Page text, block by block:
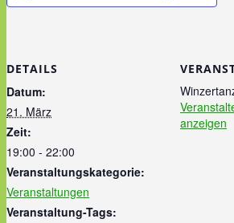
DETAILS
Datum:
21. März
Zeit:
19:00 - 22:00
Veranstaltungskategorie:
Veranstaltungen
Veranstaltung-Tags:
anzeigen